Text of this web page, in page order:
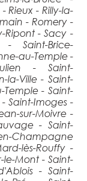
Rieux - Rilly-la-
- Romery -
Ripont - Sacy -
- Saint-Brice-
au-Temple -
- Saint-
la-Ville - Saint-
Temple - Saint-
Saint-Imoges -
sur-Moivre -
- Saint-
Champagne
lès-Rouffy -
le-Mont - Saint-
- Saint-